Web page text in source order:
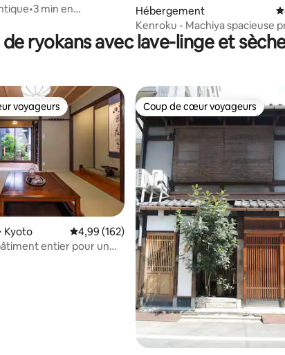
de 567 commentaires : 4,82 sur 5
min en
Hébergement
Kenroku - Machiya spacieuse
jardin Kenro
ryokans avec lave-linge et
de 925 commentaires : 4,92 sur 5
voyageurs les plus appréciés
voyageurs
Kyoto Évaluation moyenne sur la base de 162
4,99 (162)
entier pour un
Coup de cœur voyageurs
Coup de cœur voyageurs